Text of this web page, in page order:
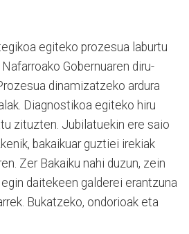
egiteko prozesua laburtu
Gobernuaren diru-
dinamizatzeko ardura
Diagnostikoa egiteko hiru
zituzten. Jubilatuekin ere saio
bakaikuar guztiei irekiak
Zer Bakaiku nahi duzun, zein
daitekeen galderei erantzuna
Bukatzeko, ondorioak eta